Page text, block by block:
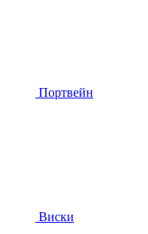
Портвейн
Виски